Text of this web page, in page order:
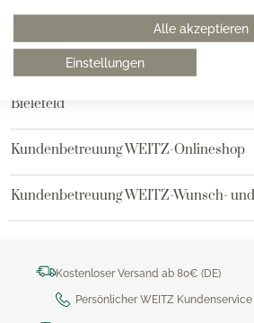
Alle akzeptieren
Einstellungen
Hamburg am Neuen Wall
Hamburg AEZ
Bielefeld
Kundenbetreuung WEITZ-Onlineshop
Kundenbetreuung WEITZ-Wunsch-
Kostenloser Versand ab 80€ (DE)
Persönlicher WEITZ Kundenservice